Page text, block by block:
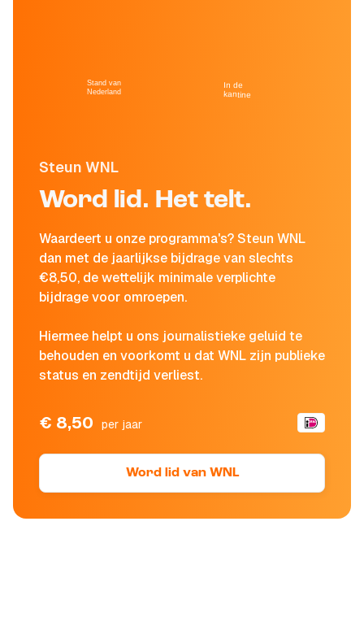
Steun WNL
Word lid. Het telt.
Waardeert u onze programma's? Steun WNL
dan met de jaarlijkse bijdrage van slechts
€8,50, de wettelijk minimale verplichte
bijdrage voor omroepen.
Hiermee helpt u ons journalistieke geluid te
behouden en voorkomt u dat WNL zijn publieke
status en zendtijd verliest.
€ 8,50 per jaar
Word lid van WNL
Stand van
Nederland
In de
kantine